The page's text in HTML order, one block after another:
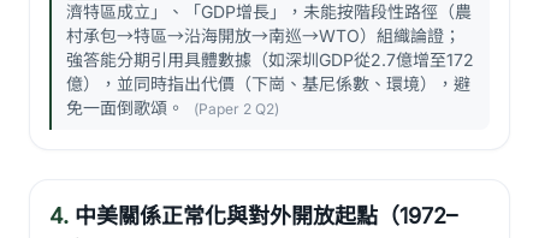
濟特區成立」、「GDP增長」，未能按階段性路徑（農
村承包→特區→沿海開放→南巡→WTO）組織論證；
強答能分期引用具體數據（如深圳GDP從2.7億增至172
億），並同時指出代價（下崗、基尼係數、環境），避
免一面倒歌頌。
(Paper 2 Q2)
4. 中美關係正常化與對外開放起點（1972–